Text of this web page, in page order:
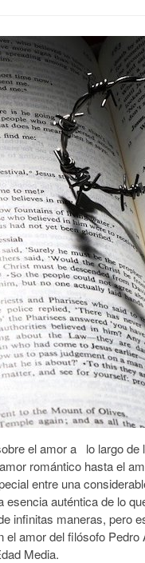
el amor a lo largo
romántico hasta el
entre una
esencia auténtica de lo
infinitas maneras, pero
el amor del filósofo
Media.